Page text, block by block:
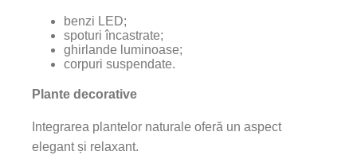
benzi LED;
spoturi încastrate;
ghirlande luminoase;
corpuri suspendate.
Plante decorative
Integrarea plantelor naturale oferă un aspect
elegant și relaxant.